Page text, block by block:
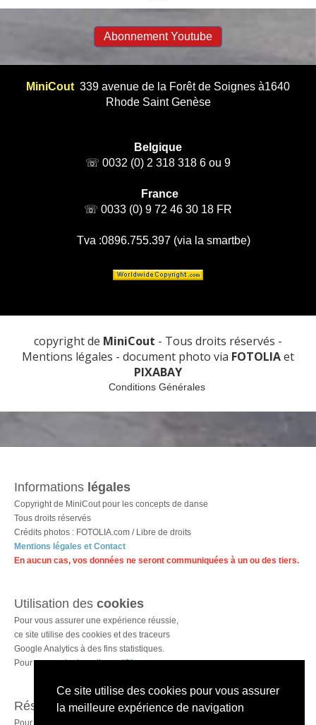
Ce site utilise des cookies pour vous assurer
la meilleure expérience de navigation
Abonnement Youtube
MiniCout 339 avenue de la Forêt de Soignes à1640
Rhode Saint Genèse
Belgique
☏ 0032 (0) 2 318 318 6 ou 9
France
☏ 0033 (0) 9 72 46 30 18 FR
Tva :0896.755.397 (via la smartbe)
copyright de MiniCout - Tous droits réservés -
Mentions légales - document photo via FOTOLIAet
PIXABAY
Conditions Générales
Informations légales
Copyright de MiniCout pour les concepts de danse
Tous droits réservés
Crédits photos : FOTOLIA.com / Libre de droits
Mentions légales et Contact
En aucun cas, vos données ne seront communiquées à un ou des tiers.
Utilisation des cookies
Pour vous assurer une expérience réussie,
ce site utilise des cookies et des traceurs
Google Analytics à des fins statistiques.
Pour en savoir plus, cliquezICI.
Réseaux sociaux